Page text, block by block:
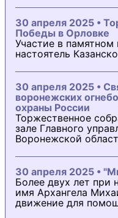
30 апреля 2025 •
Победы в Орловке
Участие в
настоятель
30 апреля 2025 •
воронежских
охраны России
Торжественное
зале Главного
Воронежской
30 апреля 2025 •
Более двух лет при
имя Архангела
движение для